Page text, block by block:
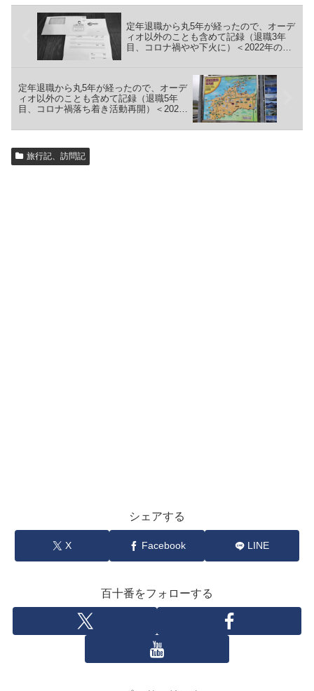
定年退職から丸5年が経ったので、オーデ
ィオ以外のことも含めて記録（退職3年
目、コロナ禍やや下火に）＜2022年の記
定年退職から丸5年が経ったので、オーデ
ィオ以外のことも含めて記録（退職5年
目、コロナ禍落ち着き活動再開）＜2024
旅行記、訪問記
シェアする
X Facebook LINE
百十番をフォローする